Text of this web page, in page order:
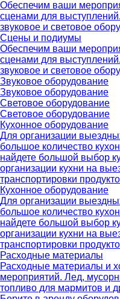
Обеспечим ваши
сценами для
звуковое и световое
Сцены и подиумы
Обеспечим ваши
сценами для
звуковое и световое
Звуковое оборудование
Звуковое оборудование
Световое оборудование
Световое оборудование
Кухонное оборудование
Для организации
большое количество
найдете большой выбор
организации кухни на
транспортировки
Кухонное оборудование
Для организации
большое количество
найдете большой выбор
организации кухни на
транспортировки
Расходные материалы
Расходные материалы и
мероприятий. Лед,
топливо для мармитов и